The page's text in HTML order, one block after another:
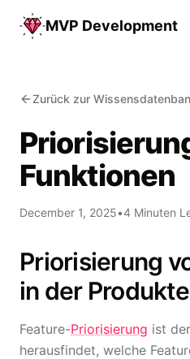
MVP Development
Zurück zur
Funktionen
December 1, 2025•4 Minuten
Priorisierung
in der
Feature-Priorisierung ist
herausfindet, welche